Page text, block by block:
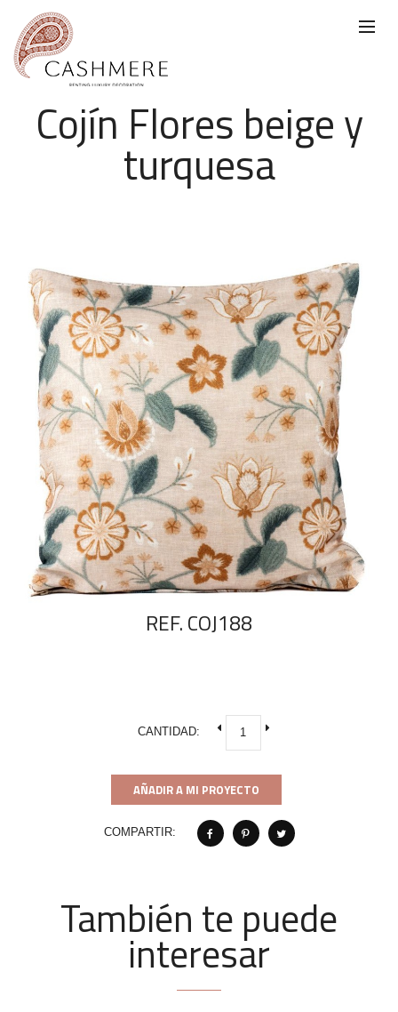
Cojín Flores beige y
turquesa
REF. COJ188
CANTIDAD:
AÑADIR A MI PROYECTO
COMPARTIR:
También te puede
interesar